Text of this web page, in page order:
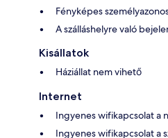
Fényképes
A szálláshelyre való
Kisállatok
Háziállat nem vihető
Internet
Ingyenes wifikapcsolat a
Ingyenes wifikapcsolat a